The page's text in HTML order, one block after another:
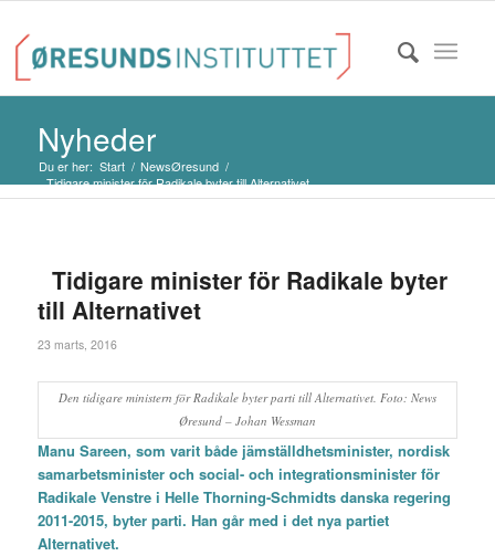
Nyheder
Du er her: Start / NewsØresund /
Tidigare minister för Radikale byter till Alternativet
Tidigare minister för Radikale byter
till Alternativet
23 marts, 2016
Den tidigare ministern för Radikale byter parti till Alternativet. Foto: News
Øresund – Johan Wessman
Manu Sareen, som varit både jämställdhetsminister, nordisk
samarbetsminister och social- och integrationsminister för
Radikale Venstre i Helle Thorning-Schmidts danska regering
2011-2015, byter parti. Han går med i det nya partiet
Alternativet.